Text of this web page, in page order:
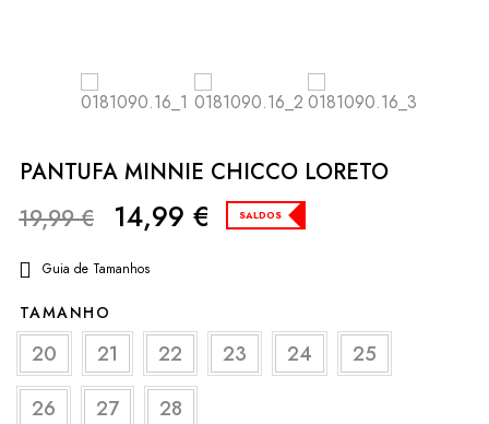
PANTUFA MINNIE CHICCO LORETO
19,99€ 14,99 € SALDOS
Guia de Tamanhos
TAMANHO
20 21 22 23 24
25
26
27 28